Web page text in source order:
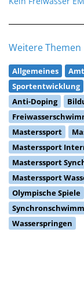
Weitere Themen
Allgemeines
Sportentwicklung
Anti-Doping
Masterssport
Masterssport
Masterssport
Masterssport
Olympische Spiele
Wasserspringen